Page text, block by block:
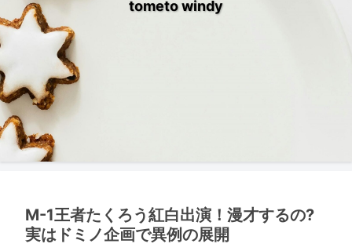
tometo windy
M-1王者たくろう紅白出演！漫才するの?
実はドミノ企画で異例の展開